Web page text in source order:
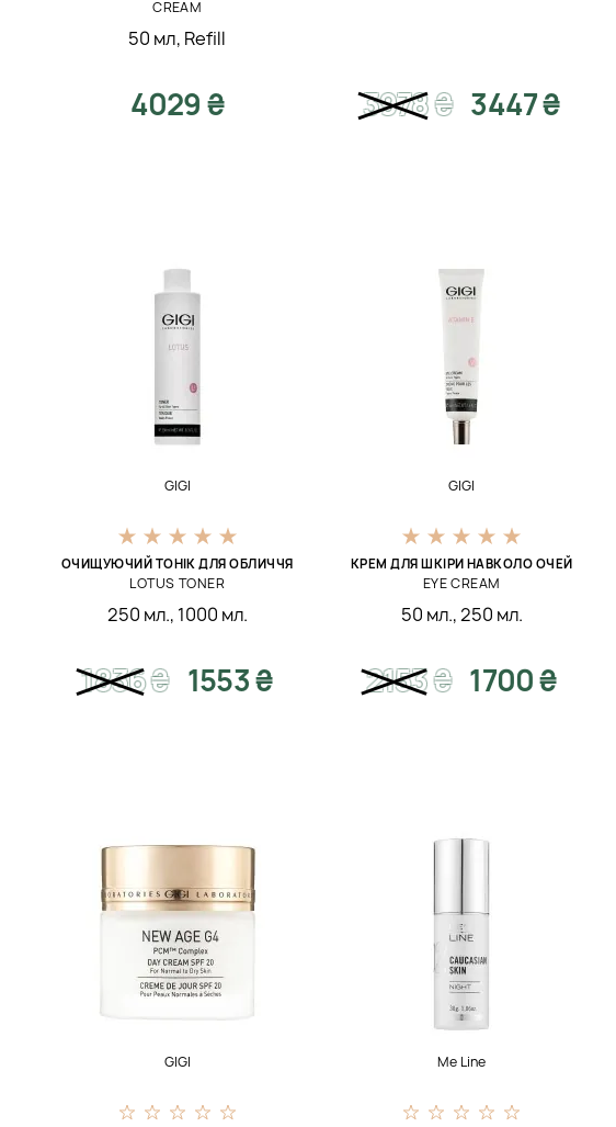
CREAM
50 мл, Refill
4029 ₴ 3978₴ 3447 ₴
GIGI
ОЧИЩУЮЧИЙ ТОНІК ДЛЯ ОБЛИЧЧЯ
LOTUS TONER
250 мл., 1000 мл.
1836₴ 1553 ₴
GIGI
КРЕМ ДЛЯ ШКІРИ НАВКОЛО ОЧЕЙ
EYE CREAM
50 мл.,250 мл.
2153₴ 1700 ₴
GIGI Me Line